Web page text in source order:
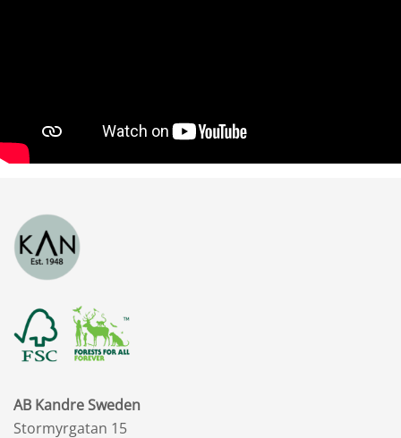
AB Kandre Sweden
Stormyrgatan 15